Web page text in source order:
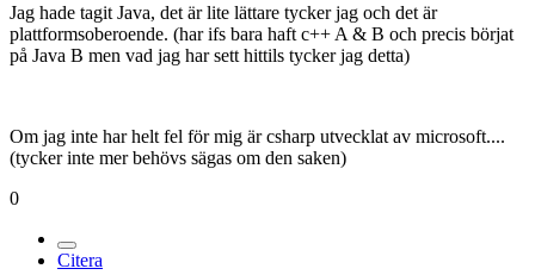
Jag hade tagit Java, det är lite lättare tycker jag och det är
plattformsoberoende. (har ifs bara haft c++ A & B och precis börjat
på Java B men vad jag har sett hittils tycker jag detta)
Om jag inte har helt fel för mig är csharp utvecklat av microsoft....
(tycker inte mer behövs sägas om den saken)
0
Citera